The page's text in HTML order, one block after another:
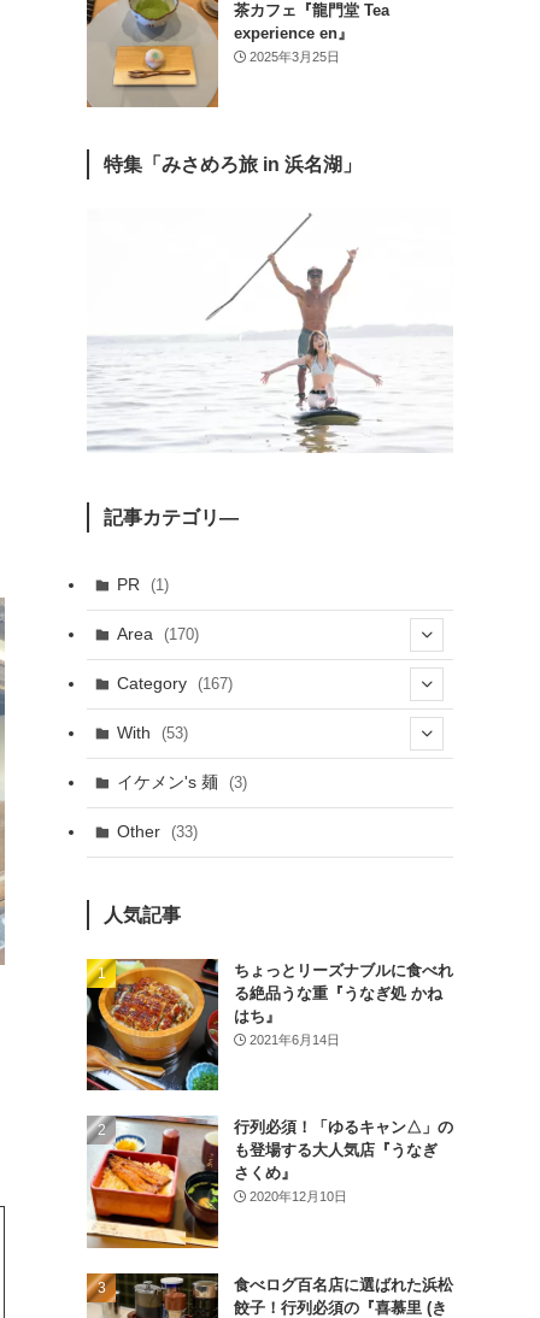
茶カフェ『龍門堂 Tea
experience en』
2025年3月25日
特集「みさめろ旅 in 浜名湖」
記事カテゴリ―
PR (1)
Area (170)
(1)
(6)
(11)
(1)
(3)
(26)
(46)
(1)
Category (167)
(114)
With (53)
(15)
(43)
(31)
(49)
イケメン's 麺 (3)
Other (33)
人気記事
ちょっとリーズナブルに食べれ
る絶品うな重『うなぎ処 かね
はち』
2021年6月14日
行列必須！「ゆるキャン△」の
も登場する大人気店『うなぎ
さくめ』
2020年12月10日
食べログ百名店に選ばれた浜松
餃子！行列必須の『喜慕里 (き